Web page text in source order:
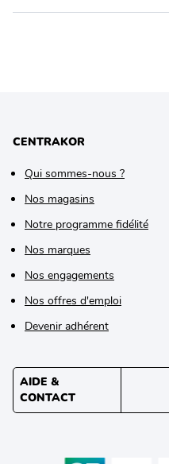
CENTRAKOR
Qui sommes-nous ?
Nos magasins
Notre programme fidélité
Nos marques
Nos engagements
Nos offres d'emploi
Devenir adhérent
AIDE &
CONTACT